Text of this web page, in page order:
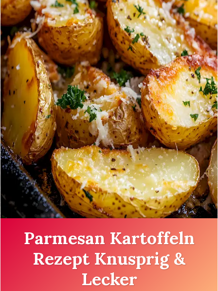
Parmesan Kartoffeln
Rezept Knusprig &
Lecker